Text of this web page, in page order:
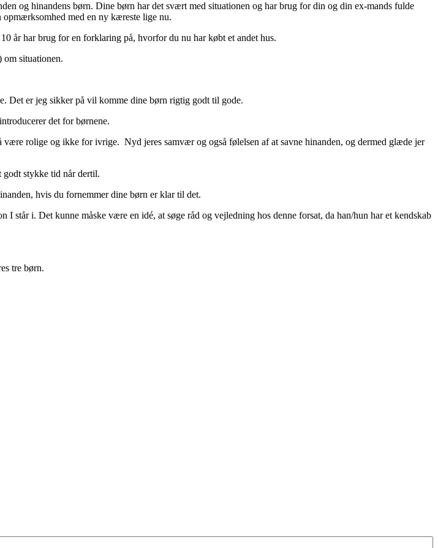
og hinandens børn. Dine børn har det svært med situationen og har brug for din og din ex-mands fulde
med en ny kæreste lige nu.
år har brug for en forklaring på, hvorfor du nu har købt et andet hus.
om situationen.
Det er jeg sikker på vil komme dine børn rigtig godt til gode.
det for børnene.
rolige og ikke for ivrige. Nyd jeres samvær og også følelsen af at savne hinanden, og dermed glæde jer
godt stykke tid når dertil.
hvis du fornemmer dine børn er klar til det.
står i. Det kunne måske være en idé, at søge råd og vejledning hos denne forsat, da han/hun har et kendskab
tre børn.